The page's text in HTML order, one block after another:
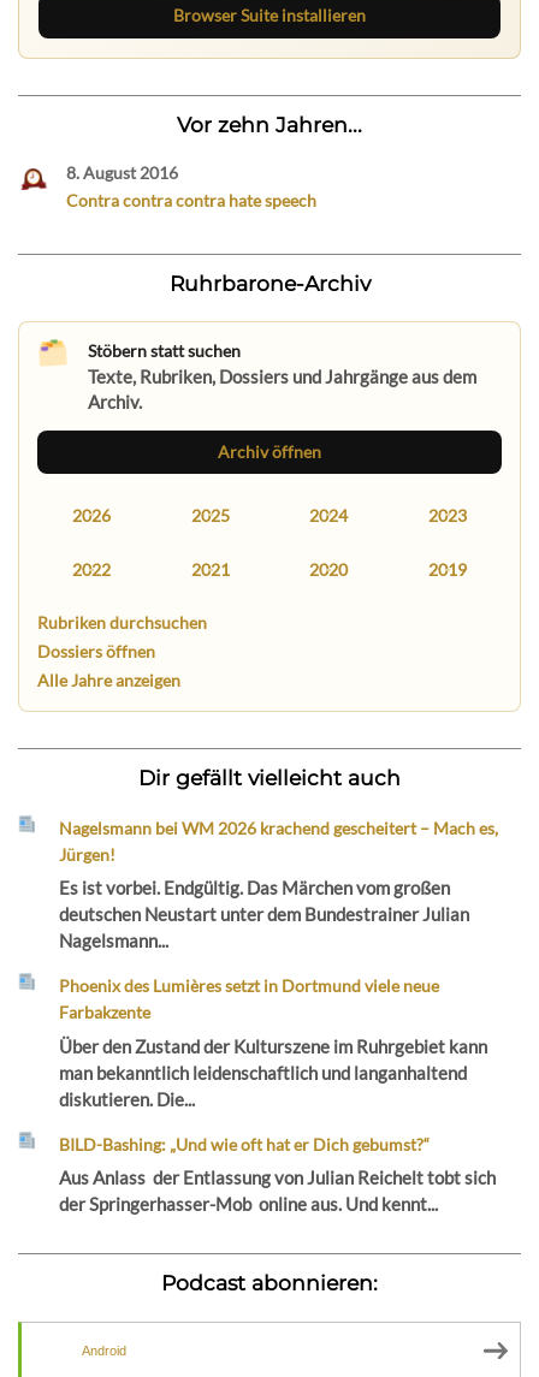
Browser Suite installieren
Vor zehn Jahren...
8. August 2016
Contra contra contra hate speech
Ruhrbarone-Archiv
Stöbern statt suchen
Texte, Rubriken, Dossiers und Jahrgänge aus dem
Archiv.
Archiv öffnen
2026 2025 2024 2023
2022 2021 2020 2019
Rubriken durchsuchen
Dossiers öffnen
Alle Jahre anzeigen
Dir gefällt vielleicht auch
Nagelsmann bei WM 2026 krachend gescheitert – Mach es,
Jürgen!
Es ist vorbei. Endgültig. Das Märchen vom großen
deutschen Neustart unter dem Bundestrainer Julian
Nagelsmann...
Phoenix des Lumières setzt in Dortmund viele neue
Farbakzente
Über den Zustand der Kulturszene im Ruhrgebiet kann
man bekanntlich leidenschaftlich und langanhaltend
diskutieren. Die...
BILD-Bashing: „Und wie oft hat er Dich gebumst?“
Aus Anlass der Entlassung von Julian Reichelt tobt sich
der Springerhasser-Mob online aus. Und kennt...
Podcast abonnieren:
Android